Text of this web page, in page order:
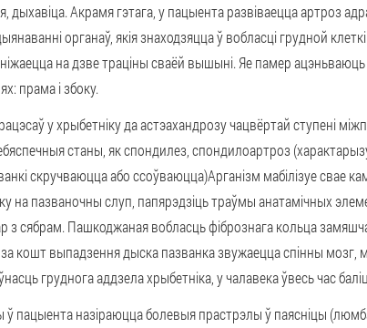
дыхавіца. Акрамя гэтага, у пацыента развіваецца артроз
органаў, якія знаходзяцца ў вобласці грудной
на дзве траціны сваёй вышыні. Яе памер
прама і збоку.
у хрыбетніку да астэахандрозу чацвёртай ступені
станы, як спондилез, спондилоартроз
скручваюцца або ссоўваюцца)Арганізм мабілізуе свае
на пазваночны слуп, папярэдзіць траўмы анатамічных
з сябрам. Пашкоджаная вобласць фібрознага кольца
кошт выпадзення дыска пазванка звужаецца спінны мозг,
груднога аддзела хрыбетніка, у чалавека ўвесь час
пацыента назіраюцца болевыя прастрэлы ў паясніцы